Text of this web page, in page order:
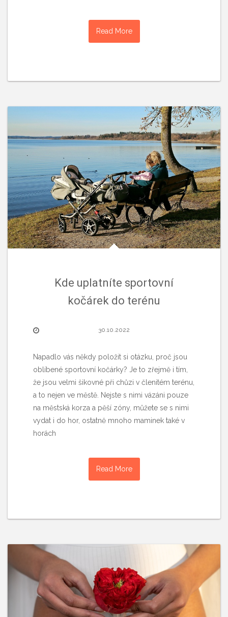
Read More
Kde uplatníte sportovní
kočárek do terénu
30.10.2022
Napadlo vás někdy položit si otázku, proč jsou
oblíbené sportovní kočárky? Je to zřejmě i tím,
že jsou velmi šikovné při chůzi v členitém terénu,
a to nejen ve městě. Nejste s nimi vázáni pouze
na městská korza a pěší zóny, můžete se s nimi
vydat i do hor, ostatně mnoho maminek také v
horách
Read More